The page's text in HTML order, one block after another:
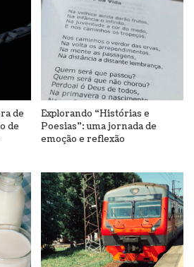
de
de
Explorando “Histórias e
Poesias”: uma jornada de
emoção e reflexão